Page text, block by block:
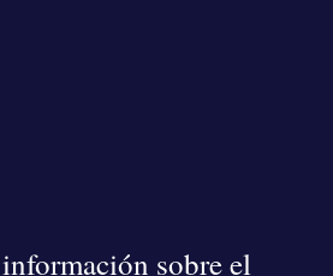
sobre el